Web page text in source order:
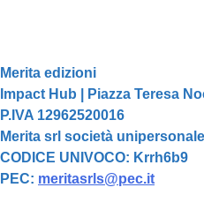
Merita edizioni
Impact Hub | Piazza Teresa
P.IVA 12962520016
Merita srl società
CODICE UNIVOCO: Krrh6b9
PEC: meritasrls@pec.it